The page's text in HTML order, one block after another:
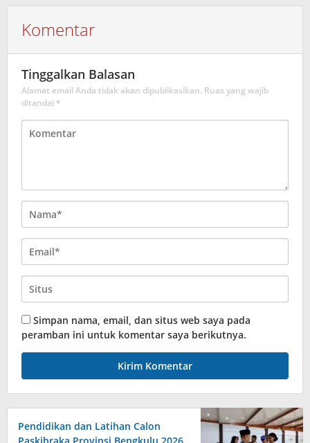
Komentar
Tinggalkan Balasan
Alamat email Anda tidak akan dipublikasikan. Ruas yang wajib
ditandai *
Simpan nama, email, dan situs web saya pada
peramban ini untuk komentar saya berikutnya.
Pendidikan dan Latihan Calon